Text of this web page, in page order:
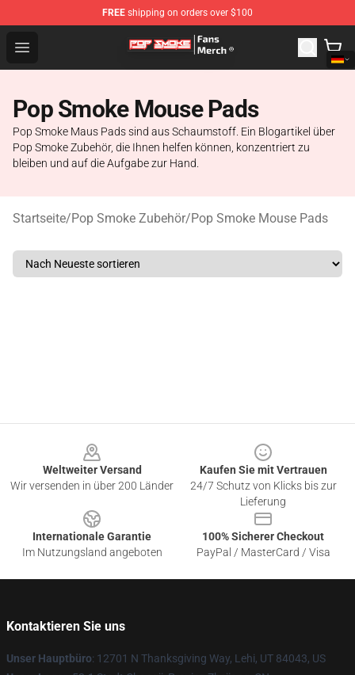
FREE shipping on orders over $100
Open menu
Pop Smoke Store - Official Pop Smoke Merchandise
Pop Smoke Mouse Pads
Pop Smoke Maus Pads sind aus Schaumstoff. Ein Blogartikel über
Pop Smoke Zubehör, die Ihnen helfen können, konzentriert zu
bleiben und auf die Aufgabe zur Hand.
Startseite/Pop Smoke Zubehör/Pop Smoke Mouse Pads
Weltweiter Versand
Wir versenden in über 200 Länder
Kaufen Sie mit Vertrauen
24/7 Schutz von Klicks bis zur
Lieferung
Internationale Garantie
Im Nutzungsland angeboten
100% Sicherer Checkout
PayPal / MasterCard / Visa
Kontaktieren Sie uns
Unser Hauptbüro: 12701 N Thanksgiving Way, Lehi, UT 84043, US